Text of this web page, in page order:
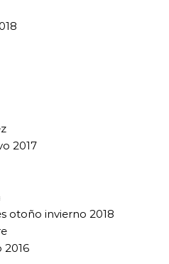
2017
otoño invierno 2018
2016